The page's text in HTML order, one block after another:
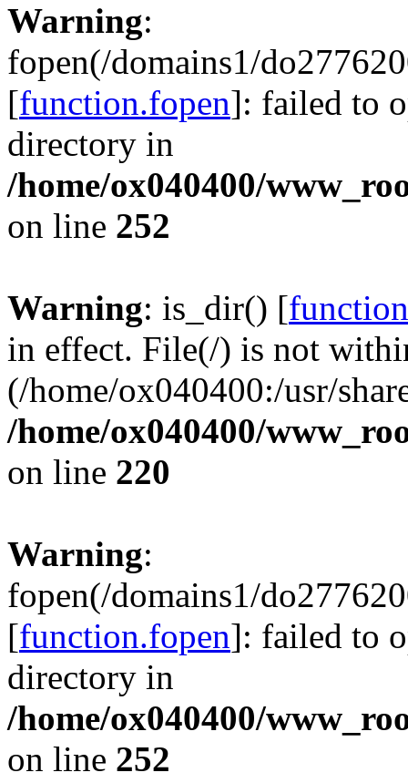
Warning:
fopen(/domains1/
[function.fopen]: failed to
directory in
/home/ox040400/
on line 252
Warning: is_dir() [
in effect. File(/) is not
(/home/ox040400:/usr/
/home/ox040400/
on line 220
Warning:
fopen(/domains1/
[function.fopen]: failed to
directory in
/home/ox040400/
on line 252